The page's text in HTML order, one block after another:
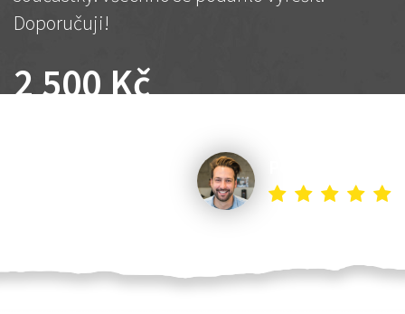
Doporučuji!
2 500 Kč